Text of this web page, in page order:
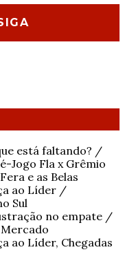
está faltando? /
Jogo Fla x Grêmio
e as Belas
ao Líder /
Sul
no empate /
ao Líder, Chegadas